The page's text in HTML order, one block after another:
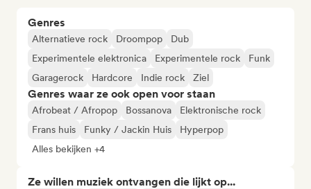
Genres
Alternatieve rock Droompop
Dub
Experimentele elektronica
Experimentele rock
Funk
Garagerock
Hardcore Indie rock Ziel
Genres waar ze ook open voor staan
Afrobeat / Afropop Bossanova
Elektronische rock
Frans huis
Funky / Jackin Huis
Hyperpop
Alles bekijken +4
Ze willen muziek ontvangen die lijkt op...